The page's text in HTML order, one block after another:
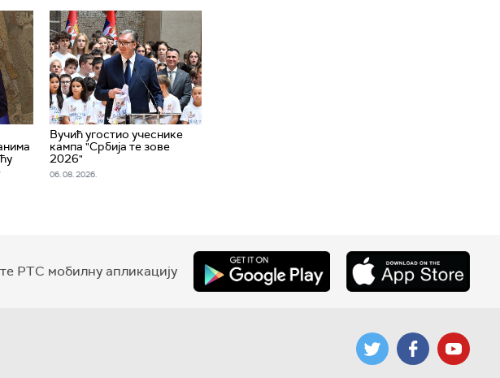
Вучић угостио учеснике
кампа "Србија те зове
2026"
06. 08. 2026.
РТС мобилну апликацију